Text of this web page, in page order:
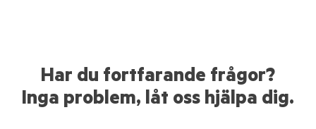
Har du fortfarande frågor?
Inga problem, låt oss hjälpa dig.